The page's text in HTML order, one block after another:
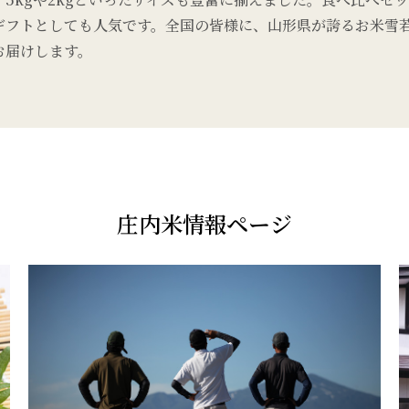
フトとしても人気です。全国の皆様に、山形県が誇るお米雪
けします。
庄内米情報ページ